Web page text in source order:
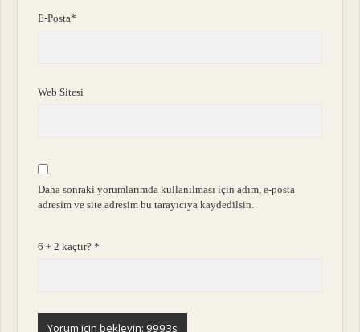
E-Posta*
Web Sitesi
Daha sonraki yorumlarımda kullanılması için adım, e-posta
adresim ve site adresim bu tarayıcıya kaydedilsin.
6 + 2 kaçtır?*